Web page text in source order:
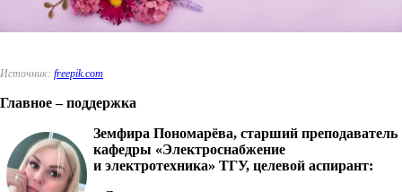
Источник: freepik.com
Главное – поддержка
Земфира Пономарёва, старший преподаватель
кафедры «Электроснабжение
и электротехника» ТГУ, целевой аспирант: